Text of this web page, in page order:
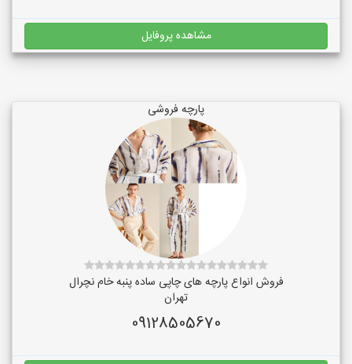
مشاهده پروفایل
پارچه فروشی
فروش انواع پارچه های چاپی ساده پنبه خام نچرال
تهران
09128505670